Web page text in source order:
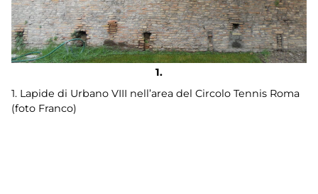
1. Lapide di Urbano VIII nell’area del Circolo Tennis Roma
(foto Franco)